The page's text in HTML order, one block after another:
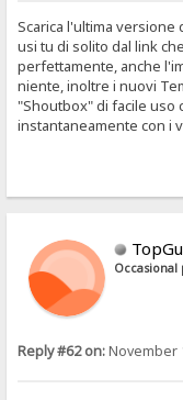
Scarica l'ultima versione
usi tu di solito dal link
perfettamente, anche
niente, inoltre i nuovi
"Shoutbox" di facile uso
instantaneamente con i
Occasional
Reply #62 on:November